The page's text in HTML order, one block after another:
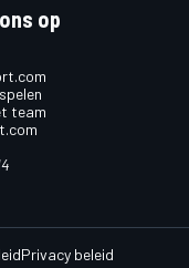
op
team
Privacy beleid